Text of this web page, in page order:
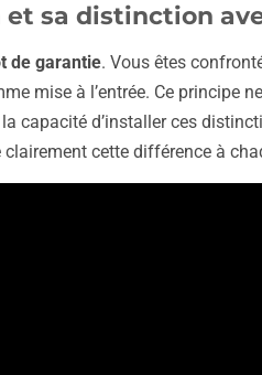
sa distinction
de garantie. Vous êtes
mise à l’entrée. Ce principe
capacité d’installer ces
cette différence à